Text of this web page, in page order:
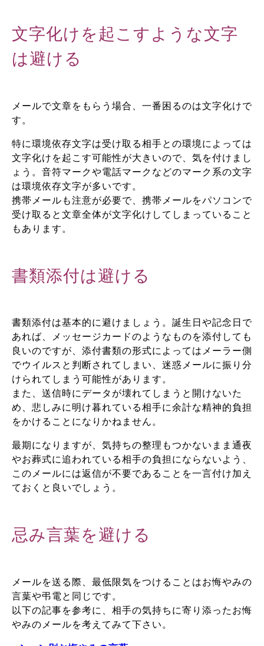
文字化けを起こすような文字
は避ける
メールで文章をもらう場合、一番困るのは文字化けで
す。
特に環境依存文字は受け取る相手との環境によっては
文字化けを起こす可能性が大きいので、気を付けまし
ょう。音符マークや電話マークなどのマーク系の文字
は環境依存文字が多いです。
携帯メールも注意が必要で、携帯メールをパソコンで
受け取ると文章全体が文字化けしてしまっていること
もあります。
書類添付は避ける
書類添付は基本的に避けましょう。誕生日や記念日で
あれば、メッセージカードのようなものを添付しても
良いのですが、添付書類の形式によってはメーラー側
でウイルスと判断されてしまい、迷惑メールに振り分
けられてしまう可能性があります。
また、送信時にデータが壊れてしまうと開けないた
め、悲しみに明け暮れている相手に余計な精神的負担
をかけることになりかねません。
最期になりますが、気持ちの整理もつかないまま通夜
やお葬式に追われている相手の負担にならないよう、
このメールには返信が不要であることを一言付け加え
ておくと良いでしょう。
忌み言葉を避ける
メールを送る際、最低限気をつけることはお悔やみの
言葉や弔電と同じです。
以下の記事を参考に、相手の気持ちに寄り添ったお悔
やみのメールを考えてみて下さい。